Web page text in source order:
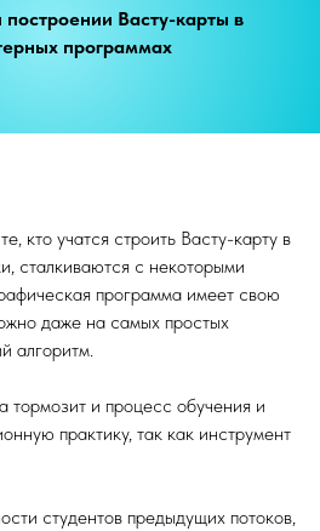
Васту-карты в
программах
кто учатся строить Васту-карту в
сталкиваются с некоторыми
программа имеет свою
даже на самых простых
алгоритм.
тормозит и процесс обучения и
практику, так как инструмент
студентов предыдущих потоков,